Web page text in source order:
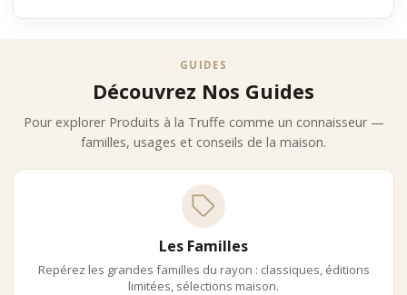
GUIDES
Découvrez Nos Guides
Pour explorer Produits à la Truffe comme un connaisseur —
familles, usages et conseils de la maison.
Les Familles
Repérez les grandes familles du rayon : classiques, éditions
limitées, sélections maison.